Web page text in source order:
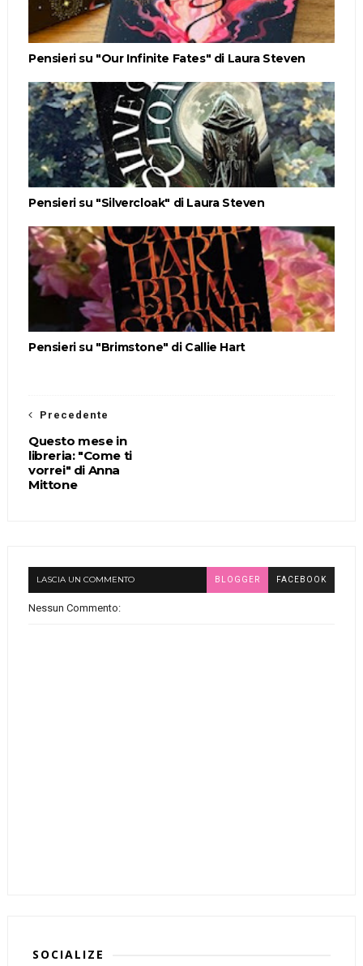
Pensieri su "Our Infinite Fates" di Laura Steven
Pensieri su "Silvercloak" di Laura Steven
Pensieri su "Brimstone" di Callie Hart
Precedente
Questo mese in
libreria: "Come ti
vorrei" di Anna
Mittone
LASCIA UN COMMENTO BLOGGER FACEBOOK
Nessun Commento:
SOCIALIZE